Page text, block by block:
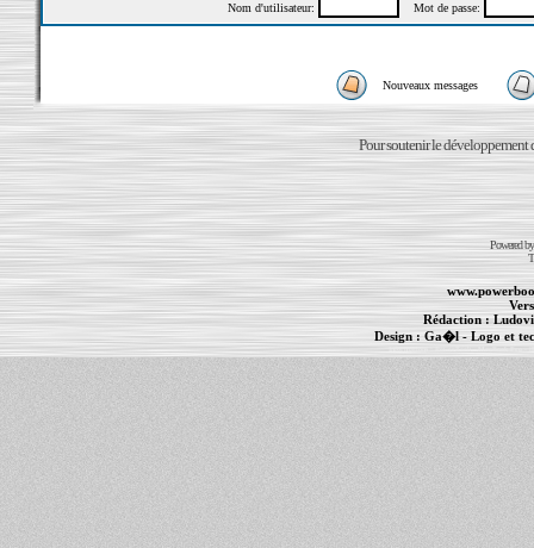
Nom d'utilisateur: Mot de passe:
Nouveaux messages
Pour soutenir le développement
Powered
Rédaction :
Design : Ga�l- Logo et